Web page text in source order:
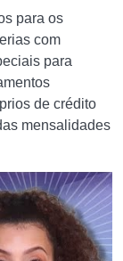
para os
com
para
de crédito
mensalidades